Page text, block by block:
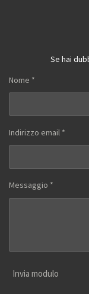
Se hai
Nome *
Indirizzo email *
Messaggio *
Invia modulo